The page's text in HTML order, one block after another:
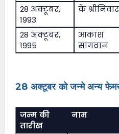
28 अक्टूबर,
1993
के
28 अक्टूबर,
1995
आकाश
सांगवान
28 अक्टूबर को जन्मे अन्य फेमस
जन्म की
तारीख
नाम